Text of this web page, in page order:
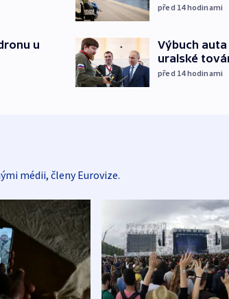
u
před 14hodinami
Výbuch
uralské
před 14hodinami
médii, členy Eurovize.